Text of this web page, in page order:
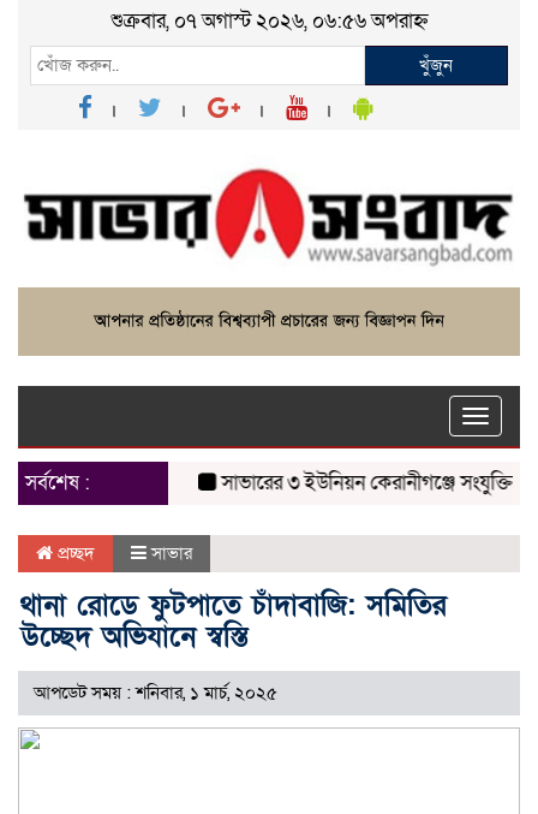
শুক্রবার, ০৭ অগাস্ট ২০২৬, ০৬:৫৬ অপরাহ্ন
খুঁজুন
Toggle
সর্বশেষ :
সাভারের ৩ ইউনিয়ন কেরানীগঞ্জে সংযুক্তির
প্রচ্ছদ সাভার
থানা রোডে ফুটপাতে চাঁদাবাজি: সমিতির
উচ্ছেদ অভিযানে স্বস্তি
আপডেট সময় : শনিবার, ১ মার্চ, ২০২৫